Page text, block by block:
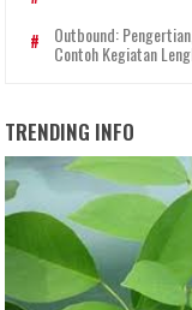
Outbound:
Contoh Kegiatan
TRENDING INFO